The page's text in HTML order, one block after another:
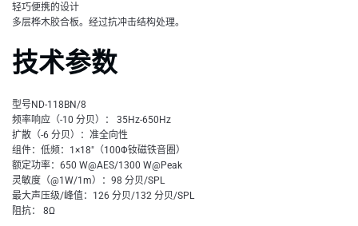
轻巧便携的设计
多层桦木胶合板。经过抗冲击结构处理。
技术参数
型号ND-118BN/8
频率响应（-10 分贝）： 35Hz-650Hz
扩散（-6 分贝）：准全向性
组件：低频：1×18"（100Φ钕磁铁音圈）
额定功率：650 W@AES/1300 W@Peak
灵敏度（@1W/1m）：98 分贝/SPL
最大声压级/峰值：126 分贝/132 分贝/SPL
阻抗： 8Ω